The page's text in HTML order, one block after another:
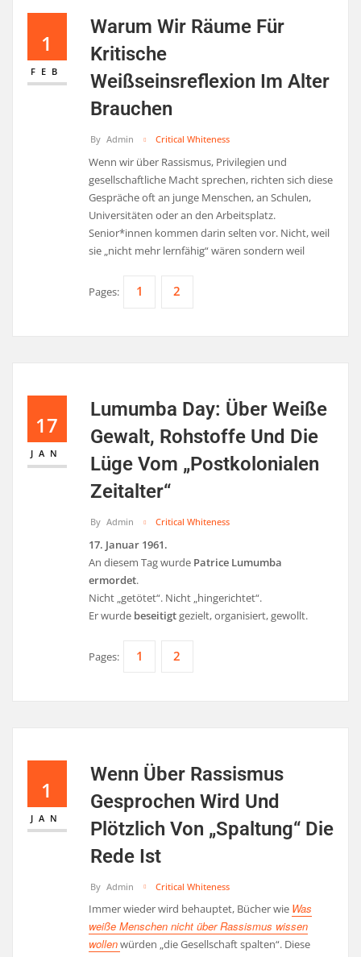
1
FEB
Warum Wir Räume Für
Kritische
Weißseinsreflexion Im Alter
Brauchen
By Admin Critical Whiteness
Wenn wir über Rassismus, Privilegien und
gesellschaftliche Macht sprechen, richten sich diese
Gespräche oft an junge Menschen, an Schulen,
Universitäten oder an den Arbeitsplatz.
Senior*innen kommen darin selten vor. Nicht, weil
sie „nicht mehr lernfähig“ wären sondern weil
Pages: 1 2
17
JAN
Lumumba Day: Über Weiße
Gewalt, Rohstoffe Und Die
Lüge Vom „postkolonialen
Zeitalter“
By Admin Critical Whiteness
17. Januar 1961.
An diesem Tag wurde Patrice Lumumba
ermordet.
Nicht „getötet“. Nicht „hingerichtet“.
Er wurde beseitigtgezielt, organisiert, gewollt.
Pages: 1 2
1
JAN
Wenn Über Rassismus
Gesprochen Wird Und
Plötzlich Von „Spaltung“ Die
Rede Ist
By Admin Critical Whiteness
Immer wieder wird behauptet, Bücher wie Was
weiße Menschen nicht über Rassismus wissen
wollenwürden „die Gesellschaft spalten“. Diese